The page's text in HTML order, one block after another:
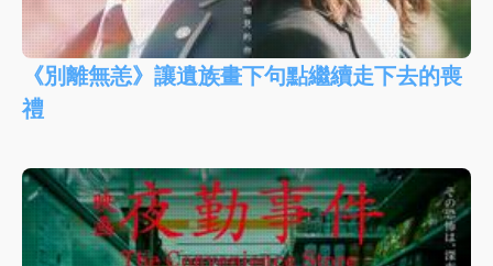
《別離無恙》讓遺族畫下句點繼續走下去的喪
禮